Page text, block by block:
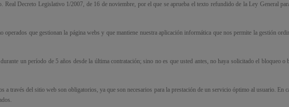
Real Decreto Legislativo 1/2007, de 16 de noviembre, por el que se aprueba el texto refundido de la Ley General
operados que gestionan la página webs y que mantiene nuestra aplicación informática que nos permite la gestión
un período de 5 años desde la última contratación; sino no es que usted antes, no haya solicitado el bloqueo
a través del sitio web son obligatorios, ya que son necesarios para la prestación de un servicio óptimo al usuario. En